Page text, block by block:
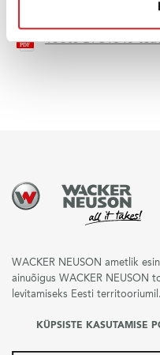
Toote BFS1345
WACKER NEUSON ametlik
ainuõigus WACKER NEUSON
levitamiseks Eesti territooriumil.
KÜPSISTE KASUTAMISE